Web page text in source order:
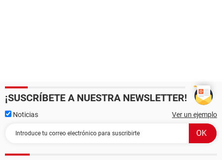
¡SUSCRÍBETE A NUESTRA NEWSLETTER!
Noticias Ver un ejemplo